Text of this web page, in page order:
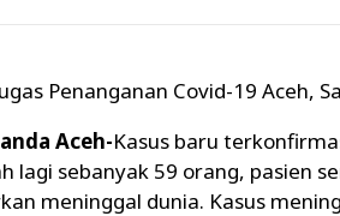
Penanganan Covid-19 Aceh,
Aceh-Kasus baru
lagi sebanyak 59 orang, pasien
meninggal dunia. Kasus